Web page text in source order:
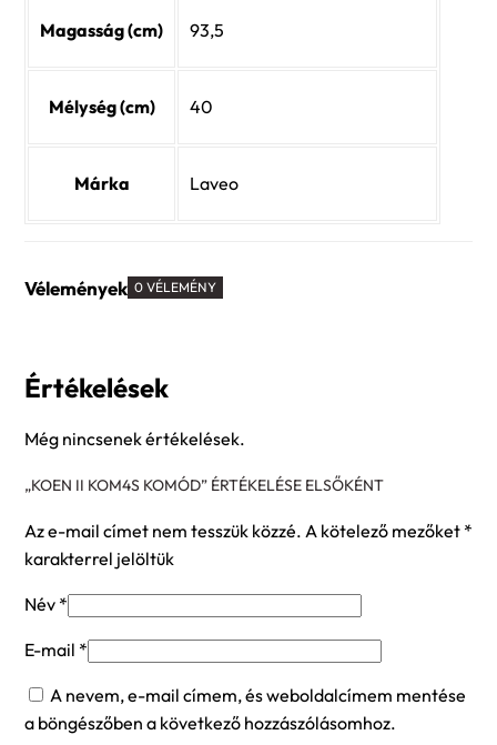
Magasság (cm) 93,5
Mélység (cm) 40
Márka Laveo
Vélemények 0 VÉLEMÉNY
Értékelések
Még nincsenek értékelések.
„KOEN II KOM4S KOMÓD” ÉRTÉKELÉSE ELSŐKÉNT
Az e-mail címet nem tesszük közzé. A kötelező mezőket *
karakterrel jelöltük
Név *
E-mail *
A nevem, e-mail címem, és weboldalcímem mentése
a böngészőben a következő hozzászólásomhoz.